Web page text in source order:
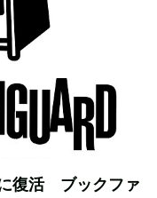
復活 ブックファ